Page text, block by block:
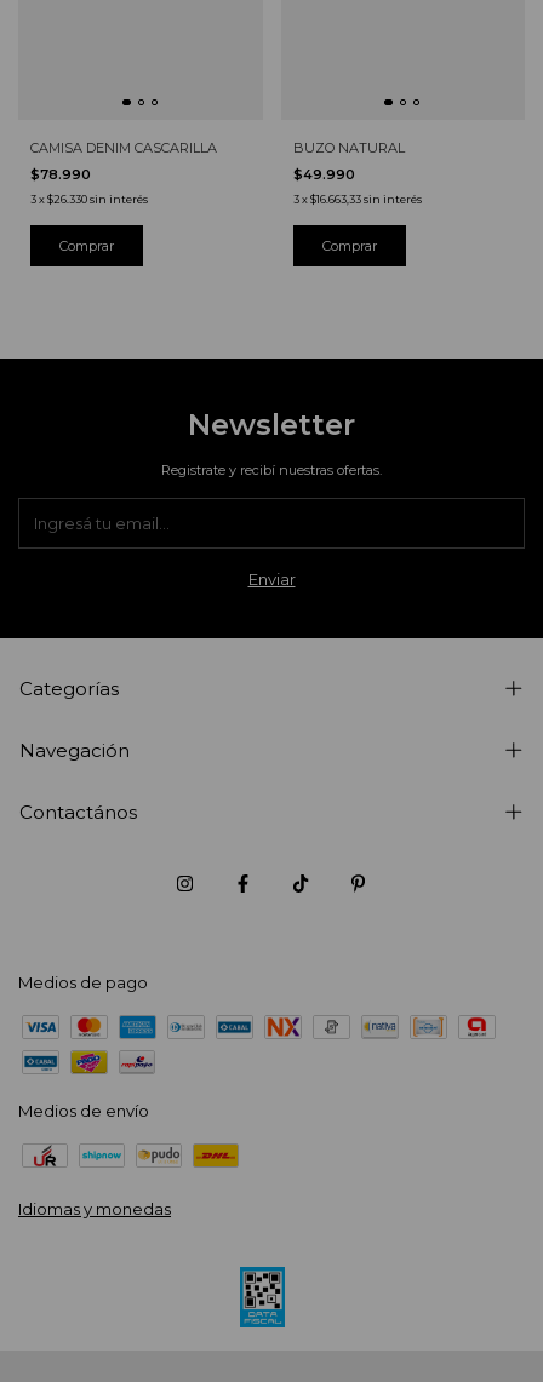
CAMISA DENIM CASCARILLA
$78.990
3x$26.330sin interés
BUZO NATURAL
$49.990
3 x$16.663,33 sin interés
Newsletter
Registrate y recibí nuestras ofertas.
Categorías
Navegación
Contactános
Medios de pago
Medios de envío
Idiomas y monedas